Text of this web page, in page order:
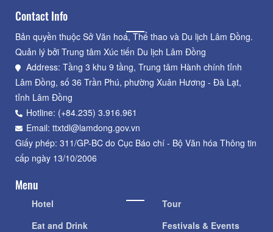
Contact Info
Bản quyền thuộc Sở Văn hoá, Thể thao và Du lịch Lâm Đồng.
Quản lý bởi Trung tâm Xúc tiến Du lịch Lâm Đồng
Address: Tầng 3 khu 9 tầng, Trung tâm Hành chính tỉnh
Lâm Đồng, số 36 Trần Phú, phường Xuân Hương - Đà Lạt,
tỉnh Lâm Đồng
Hotline: (+84.235) 3.916.961
Email: ttxtdl@lamdong.gov.vn
Giấy phép: 311/GP-BC do Cục Báo chí - Bộ Văn hóa Thông tin
cấp ngày 13/10/2006
Menu
Hotel
Eat and Drink
Tour
Festivals & Events